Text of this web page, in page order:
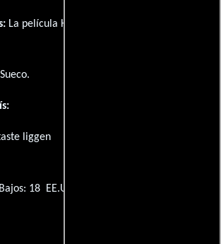
La película Hetaste liggen fué producida en
Sueco.
liggen
18 EE.UU.: X